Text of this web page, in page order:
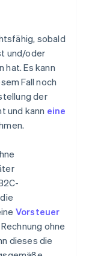
sobald
und/oder
Es kann
Fall noch
der
und kann eine
Vorsteuer
ohne
dieses die